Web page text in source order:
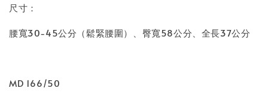
尺寸：
腰寬30-45公分（鬆緊腰圍）、臀寬58公分、全長37公分
MD 166/50